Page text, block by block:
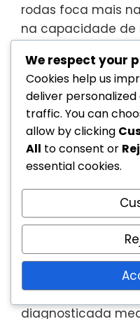
rodas foca mais
na capacidade de
classificação para
exigências
variações na
avaliados e
Diferenças
elegibilidade
Os critérios de
cadeira de rodas
significativamente
adaptados. Por
ter uma
diagnosticada
We respect your
Cookies help us
deliver
traffic. You can
allow by clicking
All to consent or
essential cookies.